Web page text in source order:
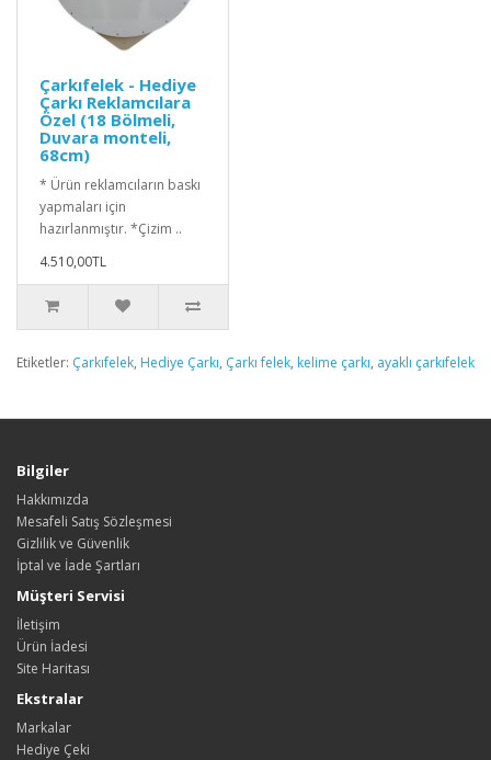
Çarkıfelek - Hediye
Çarkı Reklamcılara
Özel (18 Bölmeli,
Duvara monteli,
68cm)
* Ürün reklamcıların baskı
yapmaları için
hazırlanmıştır. *Çizim ..
4.510,00TL
Etiketler: Çarkıfelek, Hediye Çarkı, Çarkı felek, kelime çarkı, ayaklı çarkıfelek
Bilgiler
Hakkımızda
Mesafeli Satış Sözleşmesi
Gizlilik ve Güvenlik
İptal ve İade Şartları
Müşteri Servisi
İletişim
Ürün İadesi
Site Haritası
Ekstralar
Markalar
Hediye Çeki